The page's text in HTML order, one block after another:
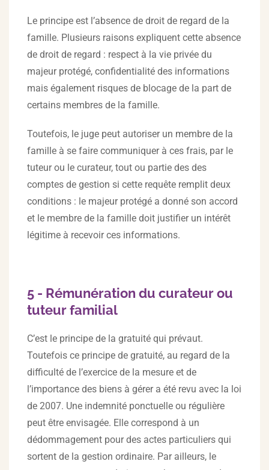
Le principe est l’absence de droit de regard de la
famille. Plusieurs raisons expliquent cette absence
de droit de regard : respect à la vie privée du
majeur protégé, confidentialité des informations
mais également risques de blocage de la part de
certains membres de la famille.
Toutefois, le juge peut autoriser un membre de la
famille à se faire communiquer à ces frais, par le
tuteur ou le curateur, tout ou partie des des
comptes de gestion si cette requête remplit deux
conditions : le majeur protégé a donné son accord
et le membre de la famille doit justifier un intérêt
légitime à recevoir ces informations.
5 - Rémunération du curateur ou
tuteur familial
C’est le principe de la gratuité qui prévaut.
Toutefois ce principe de gratuité, au regard de la
difficulté de l’exercice de la mesure et de
l’importance des biens à gérer a été revu avec la loi
de 2007. Une indemnité ponctuelle ou régulière
peut être envisagée. Elle correspond à un
dédommagement pour des actes particuliers qui
sortent de la gestion ordinaire. Par ailleurs, le